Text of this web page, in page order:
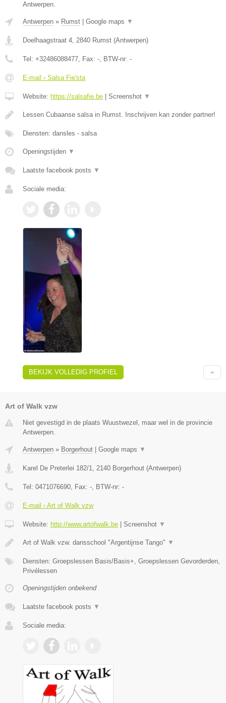
Antwerpen.
Antwerpen » Rumst Google maps ▼
Doelhaagstraat 4, 2840 Rumst (Antwerpen)
Tel: +32486088477, Fax: -, BTW-nr: -
E-mail › Salsa Fie'sta
Website: https://salsafie.be Screenshot ▼
Lessen Cubaanse salsa in Rumst. Inschrijven kan zonder partner!
Diensten: dansles - salsa
Openingstijden ▼
Laatste facebook posts ▼
Sociale media:
BEKIJK VOLLEDIG PROFIEL
Art of Walk vzw
Niet gevestigd in de plaats Wuustwezel, maar wel in de provincie
Antwerpen.
Antwerpen » Borgerhout Google maps ▼
Karel De Preterlei 182/1, 2140 Borgerhout (Antwerpen)
Tel: 0471076690, Fax: -, BTW-nr: -
E-mail › Art of Walk vzw
Website: http://www.artofwalk.be Screenshot ▼
Art of Walk vzw. dansschool "Argentijnse Tango" ▼
Diensten: Groepslessen Basis/Basis+, Groepslessen Gevorderden,
Privélessen
Openingstijden onbekend
Laatste facebook posts ▼
Sociale media: